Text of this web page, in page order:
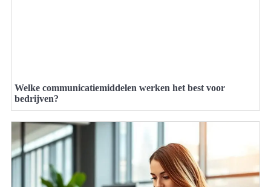
Welke communicatiemiddelen werken het best voor
bedrijven?